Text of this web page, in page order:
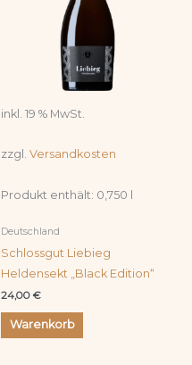
inkl. 19 % MwSt.
zzgl. Versandkosten
Produkt enthält: 0,750
Deutschland
Schlossgut Liebieg
Heldensekt „Black Edition“
24,00€
Warenkorb